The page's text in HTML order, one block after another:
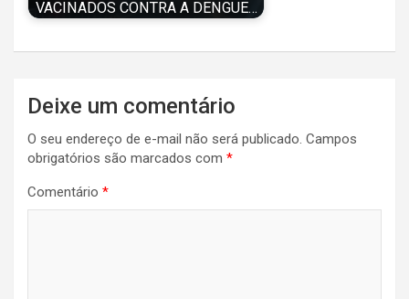
VACINADOS CONTRA A DENGUE…
Navegação
de
Post
Deixe um comentário
O seu endereço de e-mail não será publicado. Campos
obrigatórios são marcados com *
Comentário *